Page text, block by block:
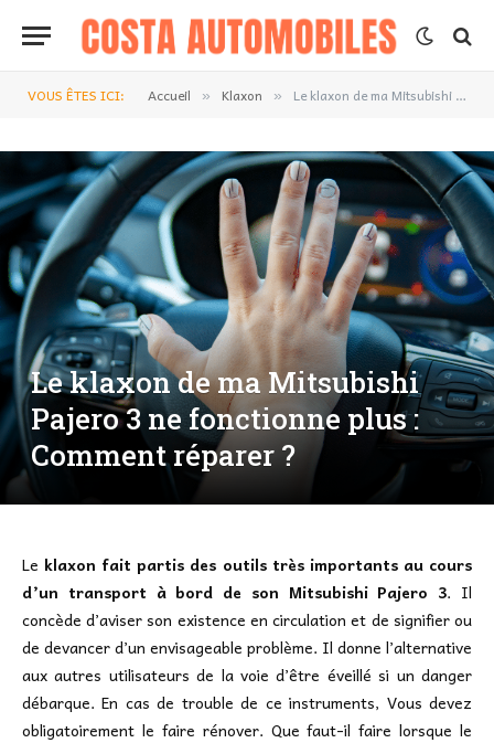
VOUS ÊTES ICI: Accueil » Klaxon » Le klaxon de ma Mitsubishi Pajero 3 ne fonctionne plus : Comment réparer ?
Le klaxon de ma Mitsubishi
Pajero 3 ne fonctionne plus :
Comment réparer ?
Le klaxon fait partis des outils très importants au cours
d’un transport à bord de son Mitsubishi Pajero 3. Il
concède d’aviser son existence en circulation et de signifier ou
de devancer d’un envisageable problème. Il donne l’alternative
aux autres utilisateurs de la voie d’être éveillé si un danger
débarque. En cas de trouble de ce instruments, Vous devez
obligatoirement le faire rénover. Que faut-il faire lorsque le